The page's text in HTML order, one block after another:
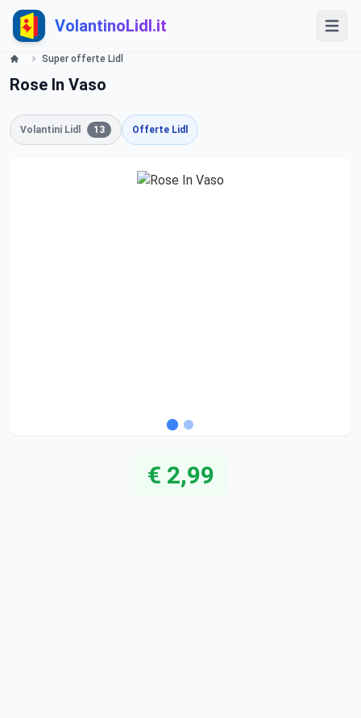
VolantinoLidl.it
Super offerte Lidl
Rose In Vaso
Volantini Lidl 13 Offerte Lidl
€ 2,99